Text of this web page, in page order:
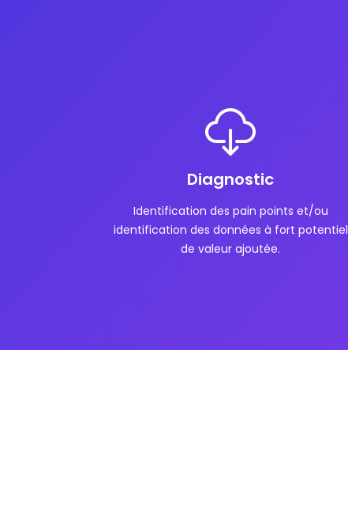
Diagnostic
Identification des pain points et/ou
identification des données à fort potentiel
de valeur ajoutée.